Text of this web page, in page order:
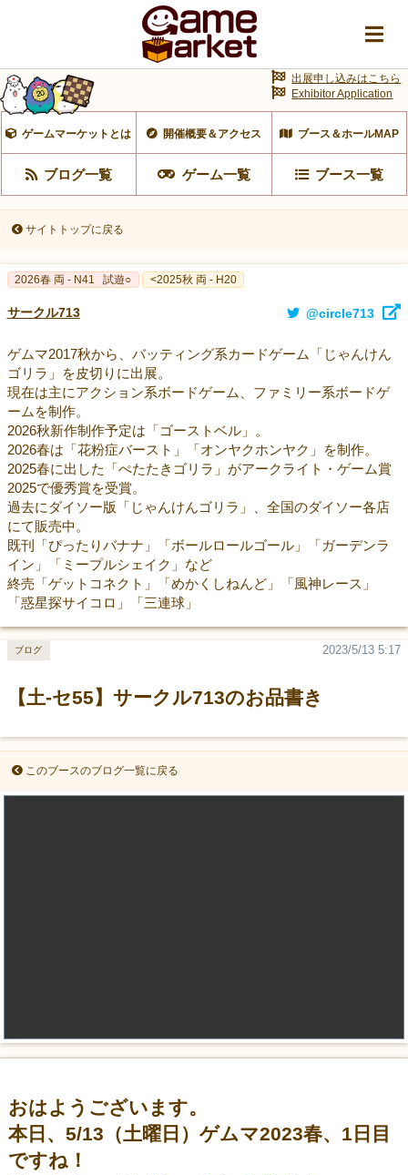
ゲームマーケットとは 開催概要＆アクセス ブース＆ホールMAP
ブログ一覧 ゲーム一覧 ブース一覧
出展申し込みはこちら
Exhibitor Application
サイトトップに戻る
2026春 両 - N41 試遊○ <2025秋 両 - H20
サークル713 @circle713
ゲムマ2017秋から、バッティング系カードゲーム「じゃんけん
ゴリラ」を皮切りに出展。
現在は主にアクション系ボードゲーム、ファミリー系ボードゲ
ームを制作。
2026秋新作制作予定は「ゴーストベル」。
2026春は「花粉症バースト」「オンヤクホンヤク」を制作。
2025春に出した「ぺたたきゴリラ」がアークライト・ゲーム賞
2025で優秀賞を受賞。
過去にダイソー版「じゃんけんゴリラ」、全国のダイソー各店
にて販売中。
既刊「ぴったりバナナ」「ボールロールゴール」「ガーデンラ
イン」「ミープルシェイク」など
終売「ゲットコネクト」「めかくしねんど」「風神レース」
「惑星探サイコロ」「三連球」
【土-セ55】サークル713のお品書き
2023/5/13 5:17
ブログ
このブースのブログ一覧に戻る
おはようございます。
本日、5/13（土曜日）ゲムマ2023春、1日目
ですね！